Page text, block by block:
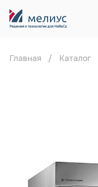
Главная Каталог